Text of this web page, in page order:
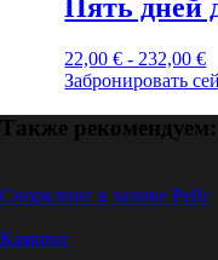
Пять дней
22,00€ - 232,00€
Забронировать
Также рекомендуем:
Снорклинг в заливе Рейс
Каякинг